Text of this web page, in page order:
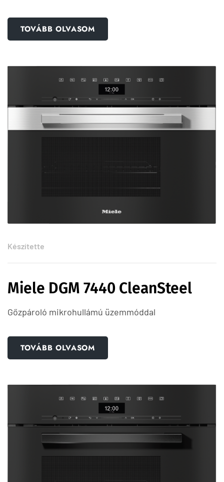
TOVÁBB OLVASOM
Készítette
Miele DGM 7440 CleanSteel
Gőzpároló mikrohullámú üzemmóddal
TOVÁBB OLVASOM